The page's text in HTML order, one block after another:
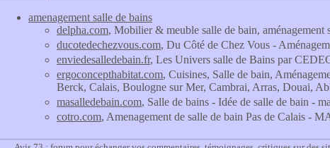
amenagement salle de bains
delpha.com, Mobilier & meuble salle de bain, aménagement
ducotedechezvous.com, Du Côté de Chez Vous -
enviedesalledebain.fr, Les Univers salle de Bains par
ergoconcepthabitat.com, Cuisines, Salle de bain,
Berck, Calais, Boulogne sur Mer, Cambrai, Arras, Douai,
masalledebain.com, Salle de bains - Idée de salle de bain -
cotro.com, Amenagement de salle de bain Pas de Calais -